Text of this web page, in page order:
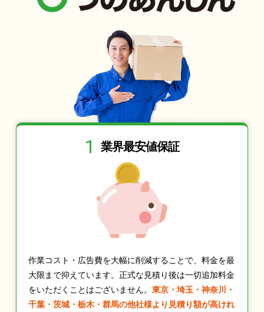
1 業界最安値保証
作業コスト・広告費を大幅に削減することで、料金を最
大限まで抑えています。正式な見積り後は一切追加料金
をいただくことはございません。 東京・埼玉・神奈川・
千葉・茨城・栃木・群馬の他社様より見積り額が高けれ